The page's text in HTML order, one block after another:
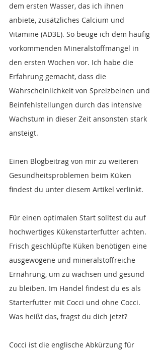
dem ersten Wasser, das ich ihnen
anbiete, zusätzliches Calcium und
Vitamine (AD3E). So beuge ich dem häufig
vorkommenden Mineralstoffmangel in
den ersten Wochen vor. Ich habe die
Erfahrung gemacht, dass die
Wahrscheinlichkeit von Spreizbeinen und
Beinfehlstellungen durch das intensive
Wachstum in dieser Zeit ansonsten stark
ansteigt.
Einen Blogbeitrag von mir zu weiteren
Gesundheitsproblemen beim Küken
findest du unter diesem Artikel verlinkt.
Für einen optimalen Start solltest du auf
hochwertiges Kükenstarterfutter achten.
Frisch geschlüpfte Küken benötigen eine
ausgewogene und mineralstoffreiche
Ernährung, um zu wachsen und gesund
zu bleiben. Im Handel findest du es als
Starterfutter mit Cocci und ohne Cocci.
Was heißt das, fragst du dich jetzt?
Cocci ist die englische Abkürzung für